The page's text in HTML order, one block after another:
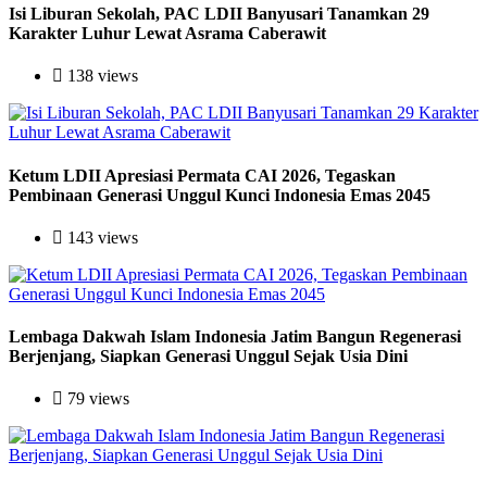
Isi Liburan Sekolah, PAC LDII Banyusari Tanamkan 29
Karakter Luhur Lewat Asrama Caberawit
138 views
Ketum LDII Apresiasi Permata CAI 2026, Tegaskan
Pembinaan Generasi Unggul Kunci Indonesia Emas 2045
143 views
Lembaga Dakwah Islam Indonesia Jatim Bangun Regenerasi
Berjenjang, Siapkan Generasi Unggul Sejak Usia Dini
79 views